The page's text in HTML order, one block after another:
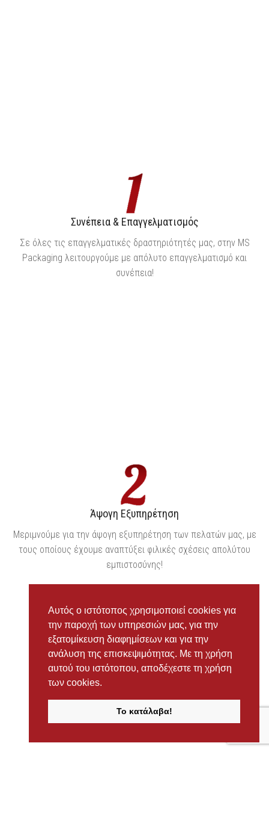
Αυτός ο ιστότοπος χρησιμοποιεί cookies για
την παροχή των υπηρεσιών μας, για την
εξατομίκευση διαφημίσεων και για την
ανάλυση της επισκεψιμότητας. Με τη χρήση
αυτού του ιστότοπου, αποδέχεστε τη χρήση
των cookies.
Το κατάλαβα!
Συνέπεια & Επαγγελματισμός
Σε όλες τις επαγγελματικές δραστηριότητές μας, στην MS
Packaging λειτουργούμε με απόλυτο επαγγελματισμό και
συνέπεια!
Άψογη Εξυπηρέτηση
Μεριμνούμε για την άψογη εξυπηρέτηση των πελατών μας, με
τους οποίους έχουμε αναπτύξει φιλικές σχέσεις απολύτου
εμπιστοσύνης!